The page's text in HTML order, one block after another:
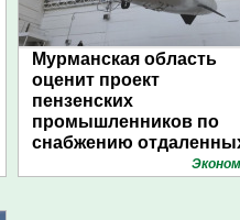
Мурманская область
оценит проект
пензенских
промышленников по
снабжению
поселений с помощью